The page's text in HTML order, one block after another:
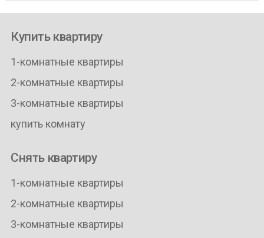
Купить квартиру
1-комнатные квартиры
2-комнатные квартиры
3-комнатные квартиры
купить комнату
Снять квартиру
1-комнатные квартиры
2-комнатные квартиры
3-комнатные квартиры